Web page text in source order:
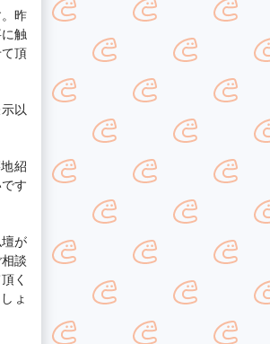
昨
触
頂
以
紹
す
が
談
く
ょ